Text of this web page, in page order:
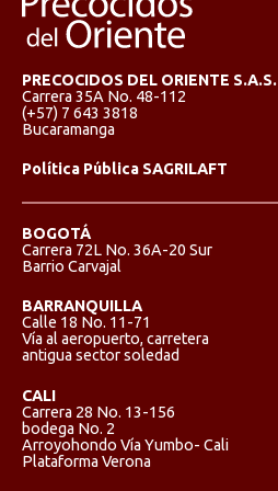
PRECOCIDOS DEL ORIENTE S.A.S.
Carrera 35A No. 48-112
(+57) 7 643 3818
Bucaramanga
Política Pública SAGRILAFT
BOGOTÁ
Carrera 72L No. 36A-20 Sur
Barrio Carvajal
BARRANQUILLA
Calle 18 No. 11-71
Vía al aeropuerto, carretera
antigua sector soledad
CALI
Carrera 28 No. 13-156
bodega No. 2
Arroyohondo Vía Yumbo- Cali
Plataforma Verona